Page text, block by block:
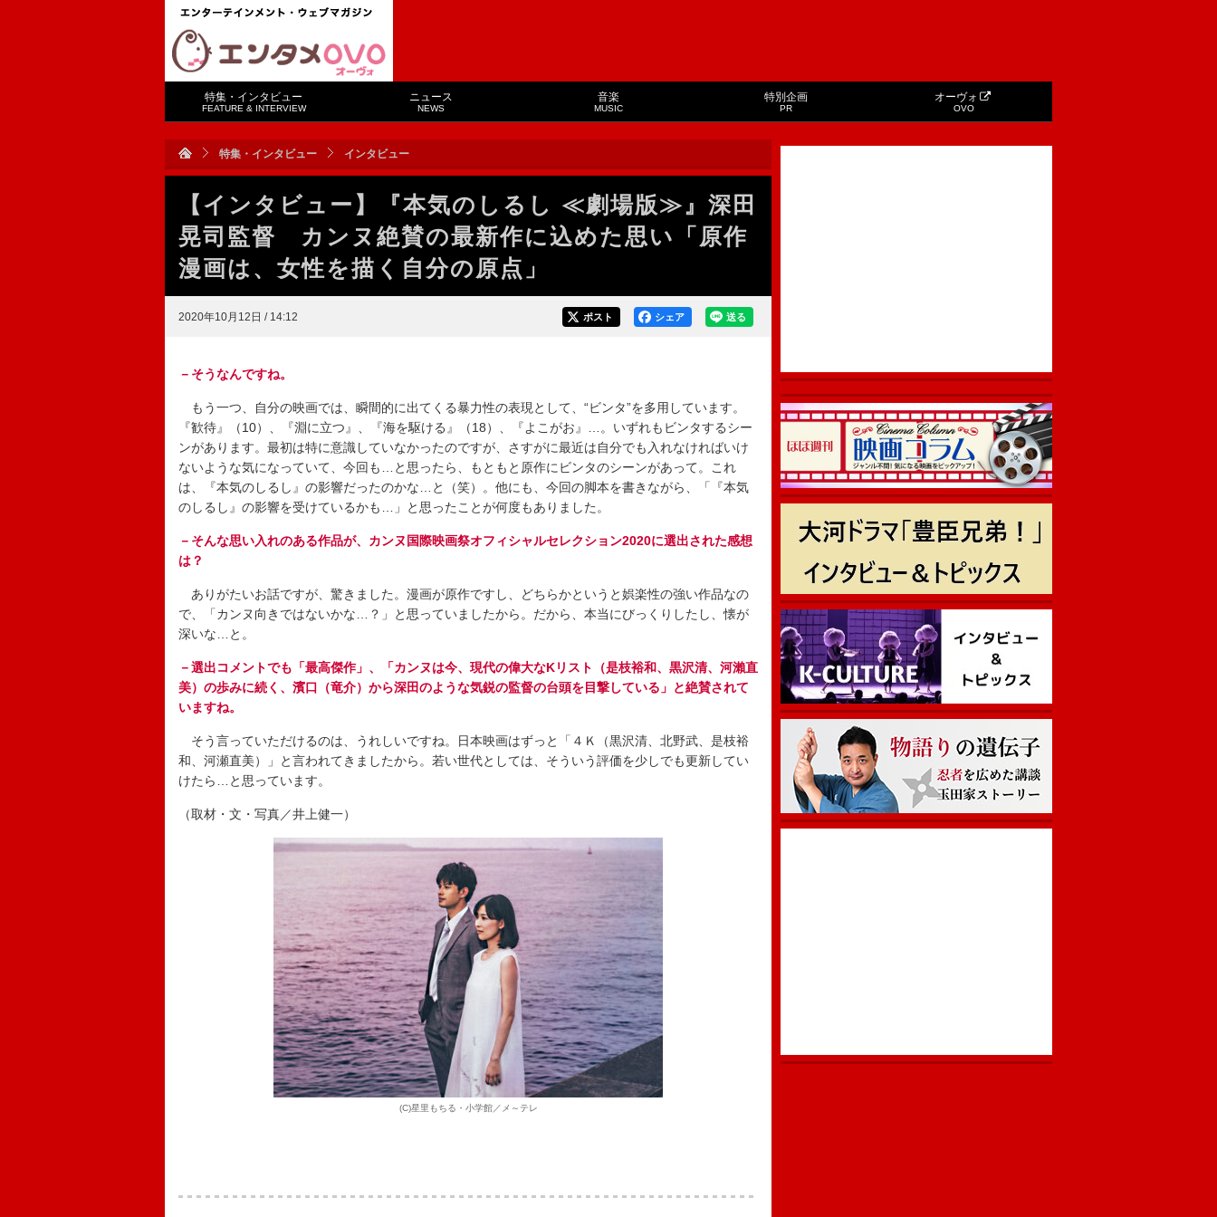
特集・インタビュー
FEATURE & INTERVIEW
ニュース
NEWS
音楽
MUSIC
特別企画
PR
オーヴォ
OVO
特集・インタビュー インタビュー
【インタビュー】『本気のしるし ≪劇場版≫』深田
晃司監督 カンヌ絶賛の最新作に込めた思い「原作
漫画は、女性を描く自分の原点」
2020年10月12日 / 14:12 送る
シェア
ポスト
－そうなんですね。
もう一つ、自分の映画では、瞬間的に出てくる暴力性の表現として、“ビンタ”を多用しています。
『歓待』（10）、『淵に立つ』、『海を駆ける』（18）、『よこがお』…。いずれもビンタするシー
ンがあります。最初は特に意識していなかったのですが、さすがに最近は自分でも入れなければいけ
ないような気になっていて、今回も…と思ったら、もともと原作にビンタのシーンがあって。これ
は、『本気のしるし』の影響だったのかな…と（笑）。他にも、今回の脚本を書きながら、「『本気
のしるし』の影響を受けているかも…」と思ったことが何度もありました。
－そんな思い入れのある作品が、カンヌ国際映画祭オフィシャルセレクション2020に選出された感想
は？
ありがたいお話ですが、驚きました。漫画が原作ですし、どちらかというと娯楽性の強い作品なの
で、「カンヌ向きではないかな…？」と思っていましたから。だから、本当にびっくりしたし、懐が
深いな…と。
－選出コメントでも「最高傑作」、「カンヌは今、現代の偉大なKリスト（是枝裕和、黒沢清、河瀨直
美）の歩みに続く、濱口（竜介）から深田のような気鋭の監督の台頭を目撃している」と絶賛されて
いますね。
そう言っていただけるのは、うれしいですね。日本映画はずっと「４Ｋ（黒沢清、北野武、是枝裕
和、河瀬直美）」と言われてきましたから。若い世代としては、そういう評価を少しでも更新してい
けたら…と思っています。
（取材・文・写真／井上健一）
(C)星里もちる・小学館／メ～テレ